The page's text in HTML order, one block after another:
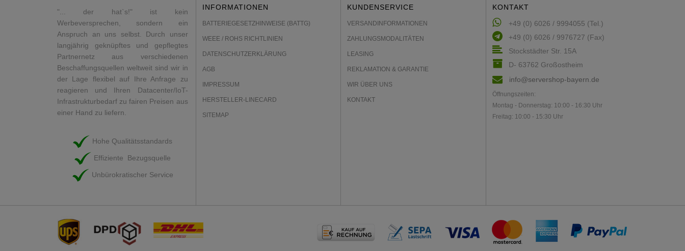
"... der hat`s!" ist kein
Werbeversprechen, sondern ein
Anspruch an uns selbst. Durch unser
langjährig geknüpftes und gepflegtes
Partnernetz aus verschiedenen
Beschaffungsquellen weltweit sind wir in
der Lage flexibel auf Ihre Anfrage zu
reagieren und Ihren Datacenter/IoT-
Infrastrukturbedarf zu fairen Preisen aus
einer Hand zu liefern.
Hohe Qualitätsstandards
Effiziente Bezugsquelle
Unbürokratischer Service
INFORMATIONEN
BATTERIEGESETZHINWEISE (BATTG)
WEEE / ROHS RICHTLINIEN
DATENSCHUTZERKLÄRUNG
AGB
IMPRESSUM
HERSTELLER-LINECARD
SITEMAP
KUNDENSERVICE
VERSANDINFORMATIONEN
ZAHLUNGSMODALITÄTEN
LEASING
REKLAMATION & GARANTIE
WIR ÜBER UNS
KONTAKT
KONTAKT
+49 (0) 6026 / 9994055 (Tel.)
+49 (0) 6026 / 9976727 (Fax)
Stockstädter Str. 15A
D- 63762 Großostheim
info@servershop-bayern.de
Öffnungszeiten:
Montag - Donnerstag: 10:00 - 16:30 Uhr
Freitag: 10:00 - 15:30 Uhr